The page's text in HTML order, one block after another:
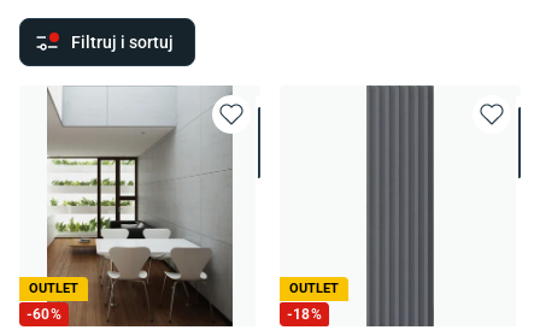
Filtruj i sortuj
OUTLET
-60%
OUTLET
-18%